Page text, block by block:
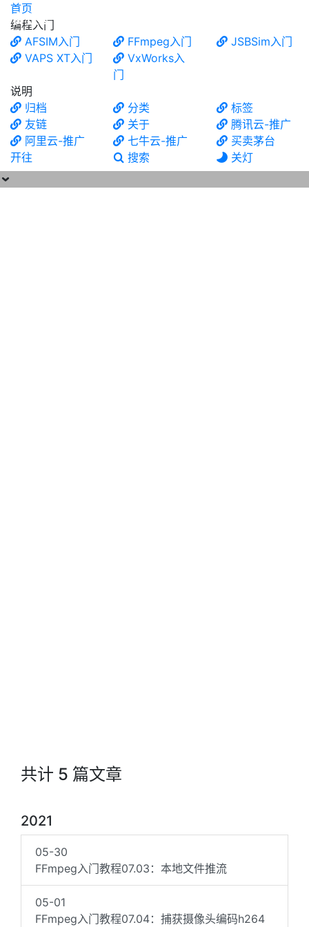
食铁兽
首页
编程入门
AFSIM入门
FFmpeg入门
JSBSim入门
VAPS XT入门
VxWorks入
门
说明
归档
分类
标签
友链
关于
腾讯云-推广
阿里云-推广
七牛云-推广
买卖茅台
开往
搜索 关灯
共计 5 篇文章
2021
05-30
FFmpeg入门教程07.03：本地文件推流
05-01
FFmpeg入门教程07.04：捕获摄像头编码h264